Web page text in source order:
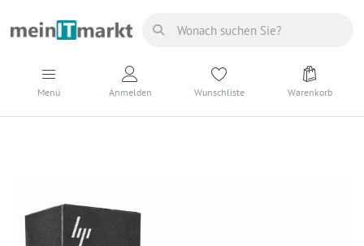
Menü Anmelden Wunschliste Warenkorb